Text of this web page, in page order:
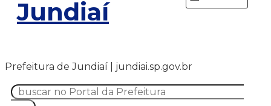
Jundiaí
Prefeitura de Jundiaí | jundiai.sp.gov.br